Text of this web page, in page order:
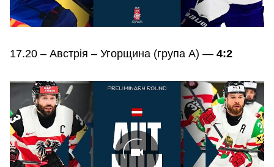
17.20 – Австрія – Угорщина (група А) — 4:2